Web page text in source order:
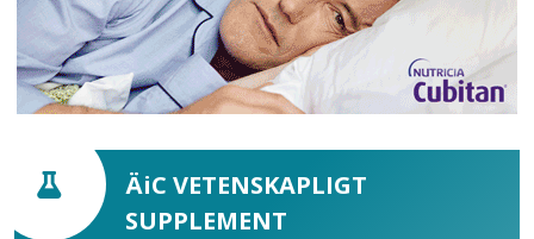
ÄiC VETENSKAPLIGT
SUPPLEMENT